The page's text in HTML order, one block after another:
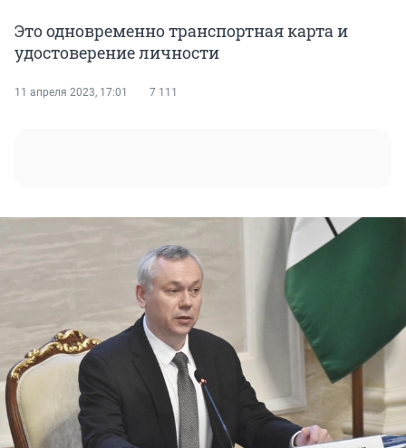
Это одновременно транспортная карта и
удостоверение личности
11 апреля 2023, 17:01 7 111